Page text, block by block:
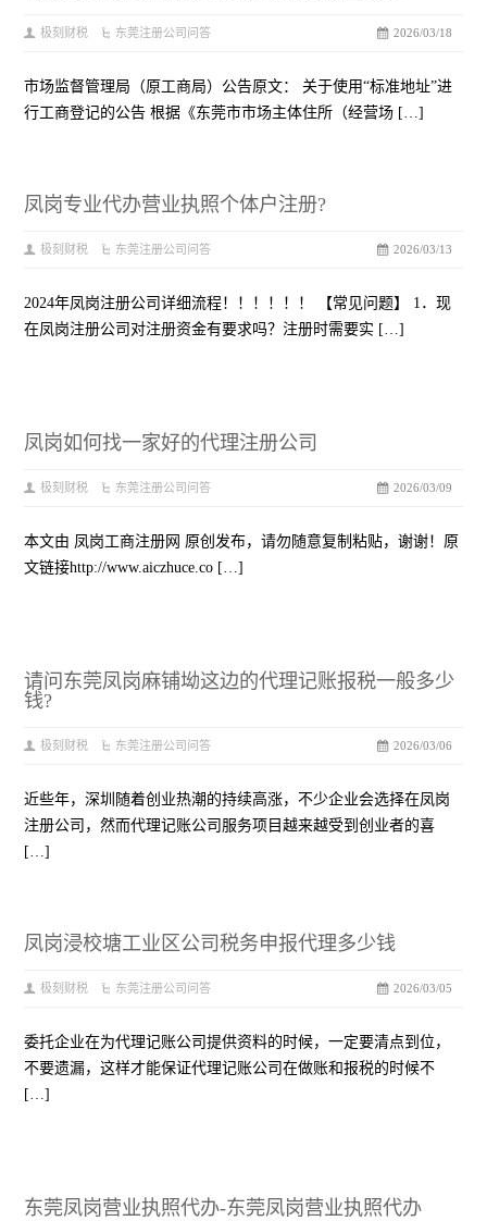
2026/03/18
极刻财税 东莞注册公司问答
市场监督管理局（原工商局）公告原文： 关于使用“标准地址”进
行工商登记的公告 根据《东莞市市场主体住所（经营场 […]
凤岗专业代办营业执照个体户注册?
2026/03/13
极刻财税 东莞注册公司问答
2024年凤岗注册公司详细流程！！！！！！ 【常见问题】 1．现
在凤岗注册公司对注册资金有要求吗？注册时需要实 […]
凤岗如何找一家好的代理注册公司
2026/03/09
极刻财税 东莞注册公司问答
本文由 凤岗工商注册网 原创发布，请勿随意复制粘贴，谢谢！原
文链接http://www.aiczhuce.co […]
请问东莞凤岗麻铺坳这边的代理记账报税一般多少
钱?
2026/03/06
极刻财税 东莞注册公司问答
近些年，深圳随着创业热潮的持续高涨，不少企业会选择在凤岗
注册公司，然而代理记账公司服务项目越来越受到创业者的喜
[…]
凤岗浸校塘工业区公司税务申报代理多少钱
2026/03/05
极刻财税 东莞注册公司问答
委托企业在为代理记账公司提供资料的时候，一定要清点到位，
不要遗漏，这样才能保证代理记账公司在做账和报税的时候不
[…]
东莞凤岗营业执照代办-东莞凤岗营业执照代办